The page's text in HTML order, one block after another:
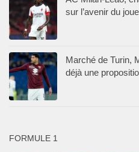
sur l’avenir du
Marché de Turin,
déjà une
FORMULE 1